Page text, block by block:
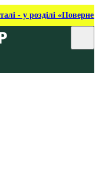
- у розділі